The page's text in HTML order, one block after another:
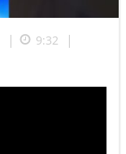
| 9:32 |